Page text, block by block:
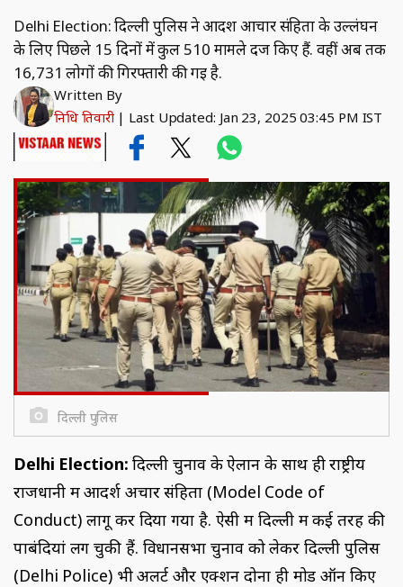
Delhi Election: दिल्ली पुलिस ने आदर्श आचार संहिता के उल्लंघन
के लिए पिछले 15 दिनों में कुल 510 मामले दर्ज किए हैं. वहीं अब तक
16,731 लोगों की गिरफ्तारी की गई है.
Written By
निधि तिवारी| Last Updated: Jan 23, 2025 03:45 PM IST
दिल्ली पुलिस
Delhi Election:दिल्ली चुनाव के ऐलान के साथ ही राष्ट्रीय
राजधानी में आदर्श अचार संहिता (Model Code of
Conduct) लागू कर दिया गया है. ऐसी में दिल्ली में कई तरह की
पाबंदियां लग चुकी हैं. विधानसभा चुनाव को लेकर दिल्ली पुलिस
(Delhi Police) भी अलर्ट और एक्शन दोनों ही मोड ऑन किए